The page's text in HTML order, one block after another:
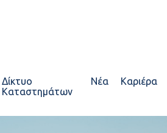
Δίκτυο
Καταστημάτων
Νέα Καριέρα